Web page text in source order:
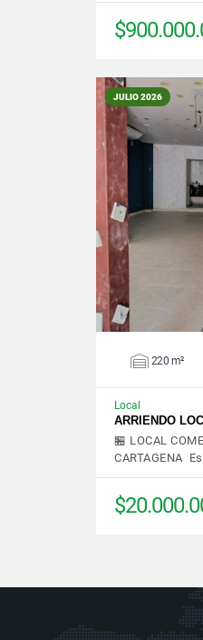
JULIO 2026
220 m²
Local
ARRIENDO
🏪 LOCAL
CARTAGENA